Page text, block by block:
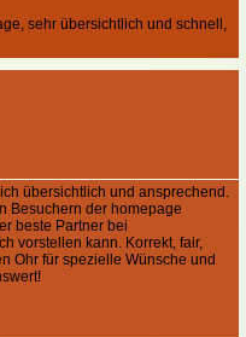
sehr übersichtlich und schnell,
übersichtlich und ansprechend.
Besuchern der homepage
beste Partner bei
vorstellen kann. Korrekt, fair,
Ohr für spezielle Wünsche und